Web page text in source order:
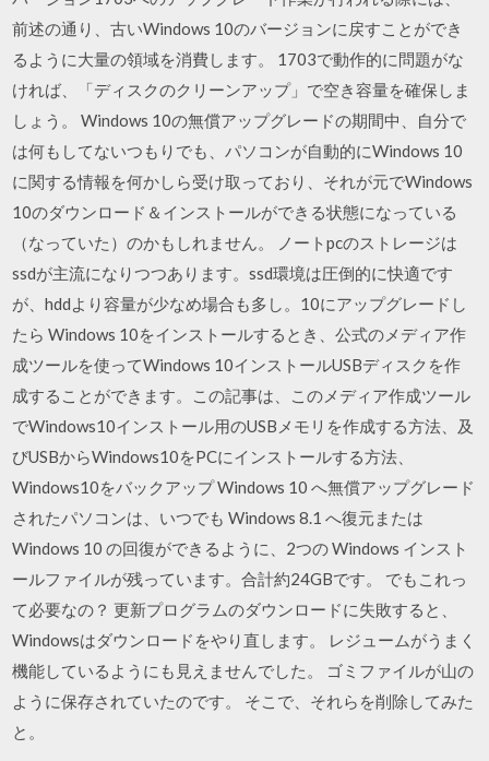
前述の通り、古いWindows 10のバージョンに戻すことができ
るように大量の領域を消費します。 1703で動作的に問題がな
ければ、「ディスクのクリーンアップ」で空き容量を確保しま
しょう。 Windows 10の無償アップグレードの期間中、自分で
は何もしてないつもりでも、パソコンが自動的にWindows 10
に関する情報を何かしら受け取っており、それが元でWindows
10のダウンロード＆インストールができる状態になっている
（なっていた）のかもしれません。 ノートpcのストレージは
ssdが主流になりつつあります。ssd環境は圧倒的に快適です
が、hddより容量が少なめ場合も多し。10にアップグレードし
たら Windows 10をインストールするとき、公式のメディア作
成ツールを使ってWindows 10インストールUSBディスクを作
成することができます。この記事は、このメディア作成ツール
でWindows10インストール用のUSBメモリを作成する方法、及
びUSBからWindows10をPCにインストールする方法、
Windows10をバックアップ Windows 10 へ無償アップグレード
されたパソコンは、いつでも Windows 8.1 へ復元または
Windows 10 の回復ができるように、2つの Windows インスト
ールファイルが残っています。合計約24GBです。 でもこれっ
て必要なの？ 更新プログラムのダウンロードに失敗すると、
Windowsはダウンロードをやり直します。 レジュームがうまく
機能しているようにも見えませんでした。 ゴミファイルが山の
ように保存されていたのです。 そこで、それらを削除してみた
と。